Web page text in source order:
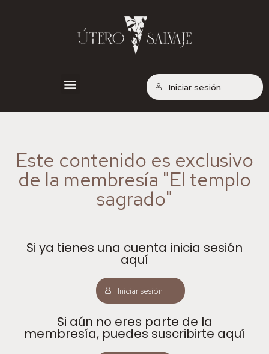
Iniciar sesión
Este contenido es exclusivo
de la membresía "El templo
sagrado"
Si ya tienes una cuenta inicia sesión
aquí
Iniciar sesión
Si aún no eres parte de la
membresía, puedes suscribirte aquí